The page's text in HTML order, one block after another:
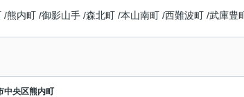
/熊内町 /御影山手 /森北町 /本山南町 /西難波町 /武庫豊
中央区熊内町